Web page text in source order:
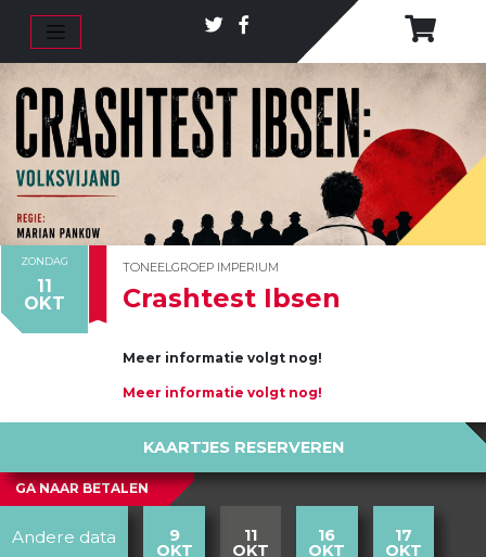
ZONDAG
11
OKT
TONEELGROEP IMPERIUM
Crashtest Ibsen
Meer informatie volgt nog!
Meer informatie volgt nog!
KAARTJES RESERVEREN
GA NAAR BETALEN
Andere data 9
OKT
11
OKT
16
OKT
17
OKT